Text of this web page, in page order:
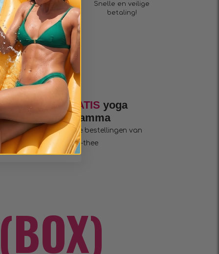
Levertijd 2 tot 4
dagen!
Snelle en veilige
betaling!
+ GRATISyoga
programma
voor alle bestellingen van
Wellness-thee